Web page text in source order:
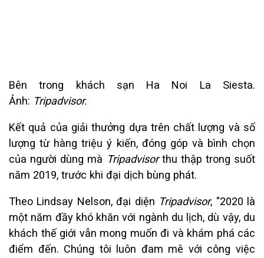
Bên trong khách sạn Ha Noi La Siesta.
Ảnh: Tripadvisor.
Kết quả của giải thưởng dựa trên chất lượng và số
lượng từ hàng triệu ý kiến, đóng góp và bình chọn
của người dùng mà Tripadvisorthu thập trong suốt
năm 2019, trước khi đại dịch bùng phát.
Theo Lindsay Nelson, đại diện Tripadvisor, "2020 là
một năm đầy khó khăn với ngành du lịch, dù vậy, du
khách thế giới vẫn mong muốn đi và khám phá các
điểm đến. Chúng tôi luôn đam mê với công việc